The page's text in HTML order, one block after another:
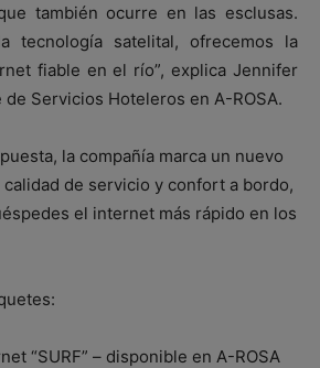
también ocurre en las esclusas.
tecnología satelital, ofrecemos la
fiable en el río”, explica Jennifer
de Servicios Hoteleros en A-ROSA.
la compañía marca un nuevo
de servicio y confort a bordo,
el internet más rápido en los
“SURF” – disponible en A-ROSA